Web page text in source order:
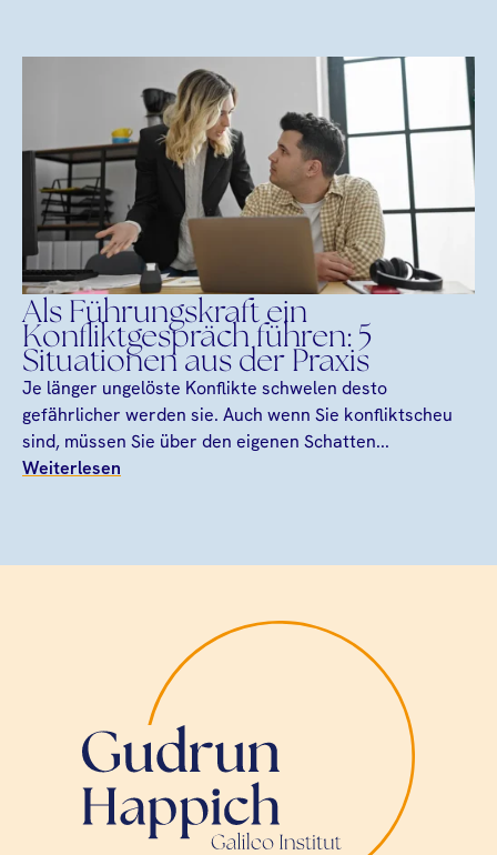
Als Führungskraft ein
Konfliktgespräch führen: 5
Situationen aus der Praxis
Je länger ungelöste Konflikte schwelen desto
gefährlicher werden sie. Auch wenn Sie konfliktscheu
sind, müssen Sie über den eigenen Schatten...
Weiterlesen